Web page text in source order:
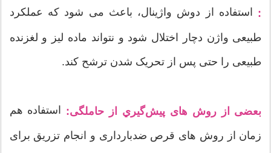
: استفاده از دوش واژینال، باعث می شود که عملکرد
طبیعی واژن دچار اختلال شود و نتواند ماده لیز و لغزنده
طبیعی را حتی پس از تحریک شدن ترشح کند.
بعضی از روش های پيش‌گيري از حاملگی: استفاده هم
زمان از روش های قرص ضدبارداری و انجام تزریق برای